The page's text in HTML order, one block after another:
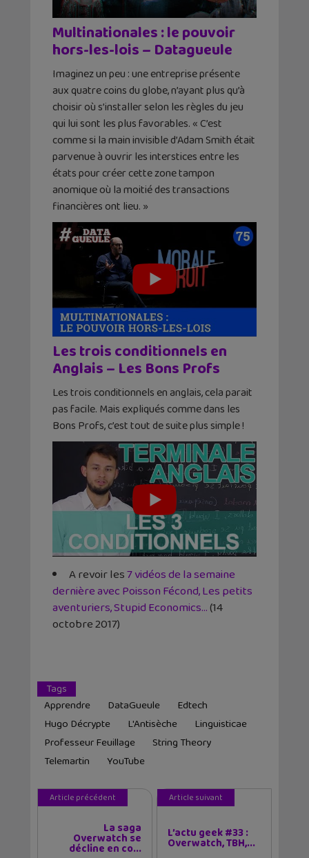
Multinationales : le pouvoir
hors-les-lois – Datagueule
Imaginez un peu : une entreprise présente
aux quatre coins du globe, n’ayant plus qu’à
choisir où s’installer selon les règles du jeu
qui lui sont les plus favorables. « C’est
comme si la main invisible d’Adam Smith était
parvenue à ouvrir les interstices entre les
états pour créer cette zone tampon
anomique où la moitié des transactions
financières ont lieu. »
Les trois conditionnels en
Anglais – Les Bons Profs
Les trois conditionnels en anglais, cela parait
pas facile. Mais expliqués comme dans les
Bons Profs, c’est tout de suite plus simple !
A revoir les7 vidéos de la semaine
dernière avec Poisson Fécond, Les petits
aventuriers, Stupid Economics…(14
octobre 2017)
Tags
Apprendre
DataGueule
Edtech
Hugo Décrypte
L'Antisèche
Linguisticae
Professeur Feuillage
String Theory
Telemartin
YouTube
Article précédent
La saga
Overwatch se
décline en co...
Article suivant
L’actu geek #33 :
Overwatch, TBH,...